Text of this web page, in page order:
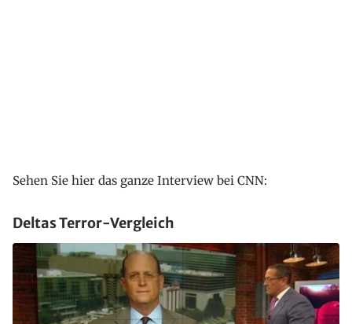
Sehen Sie hier das ganze Interview bei CNN:
Deltas Terror-Vergleich